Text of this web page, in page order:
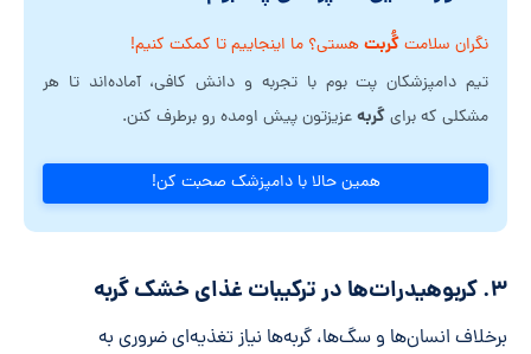
نگران سلامتگُربتهستی؟ ما اینجاییم تا کمکت کنیم!
تیم دامپزشکان پت بوم با تجربه و دانش کافی، آماده‌اند تا هر
مشکلی که برایگربهعزیزتون پیش اومده رو برطرف کنن.
همین حالا با دامپزشک صحبت کن!
۳. کربوهیدرات‌ها در ترکیبات غذای خشک گربه
برخلاف انسان‌ها و سگ‌ها، گربه‌ها نیاز تغذیه‌ای ضروری به